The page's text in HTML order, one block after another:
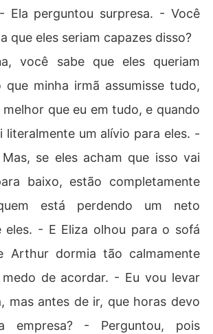
Ela perguntou surpresa. - Você
que eles seriam capazes disso?
você sabe que eles queriam
que minha irmã assumisse tudo,
que eu em tudo, e quando
literalmente um alívio para eles. -
se eles acham que isso vai
baixo, estão completamente
está perdendo um neto
eles. - E Eliza olhou para o sofá
Arthur dormia tão calmamente
de acordar. - Eu vou levar
mas antes de ir, que horas devo
empresa? - Perguntou, pois